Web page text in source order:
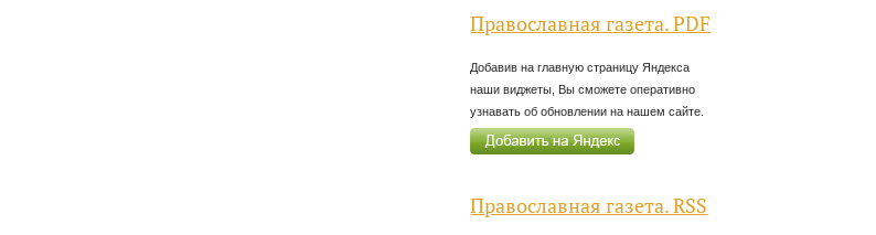
Православная газета. PDF
Добавив на главную страницу Яндекса
наши виджеты, Вы сможете оперативно
узнавать об обновлении на нашем сайте.
Православная газета. RSS